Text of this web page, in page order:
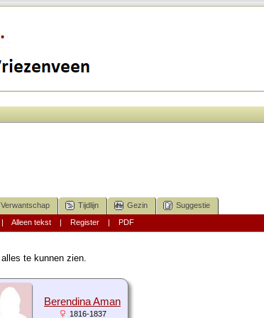
Verwantschap Tijdlijn Gezin Suggestie
Alleen tekst| Register| PDF
te kunnen zien.
Berendina Aman
1816-1837